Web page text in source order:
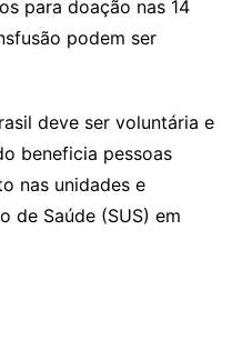
para doação nas 14
podem ser
deve ser voluntária e
beneficia pessoas
nas unidades e
de Saúde (SUS) em